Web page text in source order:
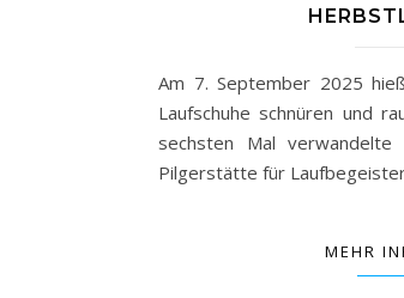
Am 7. September 2025
Laufschuhe schnüren und
sechsten Mal
Pilgerstätte für
MEHR